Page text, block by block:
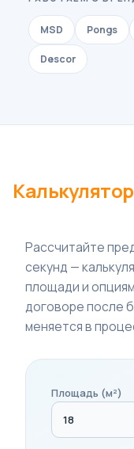
MSD Pongs
Descor
Рассчитайте
секунд —
площади и
договоре после
меняется в
Площадь (м²)